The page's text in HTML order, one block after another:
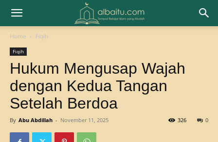
Home Fiqih
Fiqih
Hukum Mengusap Wajah
dengan Kedua Tangan
Setelah Berdoa
By Abu Abdillah - November 11, 2025 0
326